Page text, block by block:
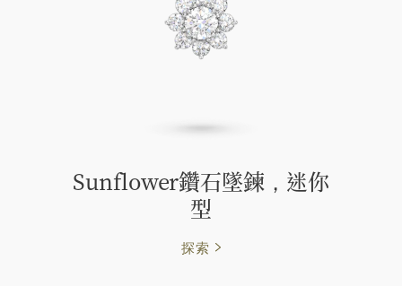
Sunflower鑽石墜鍊，迷你
型
探索